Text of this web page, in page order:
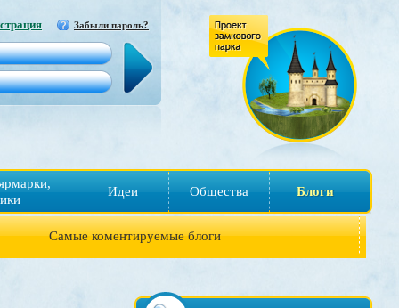
Забыли пароль?
Идеи Общества Блоги
Самые коментируемые блоги